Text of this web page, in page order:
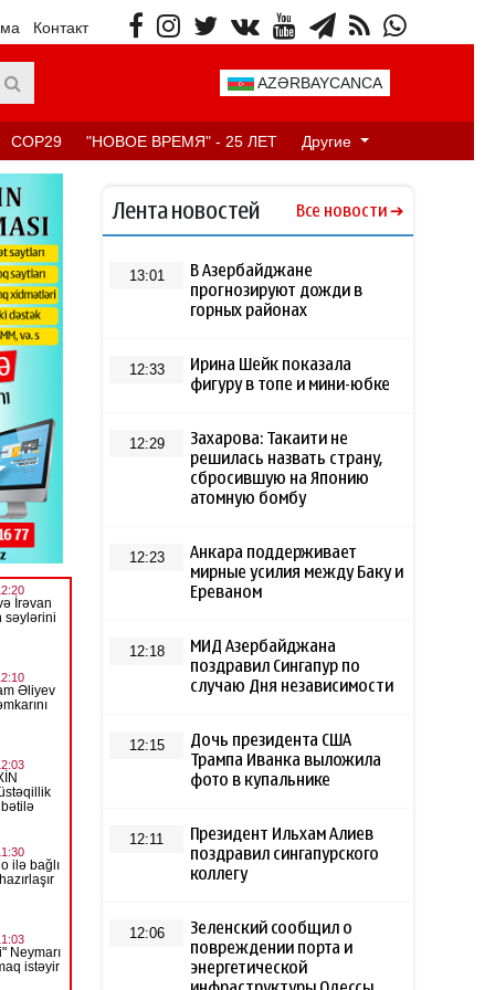
Контакт
AZƏRBAYCANCA
COP29 "НОВОЕ ВРЕМЯ" - 25 ЛЕТ Другие
Лента новостей Все новости
13:01
В Азербайджане
прогнозируют дожди в
горных районах
12:33
Ирина Шейк показала
фигуру в топе и мини-юбке
12:29
Захарова: Такаити не
решилась назвать страну,
сбросившую на Японию
атомную бомбу
12:23
Анкара поддерживает
мирные усилия между Баку и
Ереваном
12:18
МИД Азербайджана
поздравил Сингапур по
случаю Дня независимости
12:15
Дочь президента США
Трампа Иванка выложила
фото в купальнике
12:11
Президент Ильхам Алиев
поздравил сингапурского
коллегу
12:06
Зеленский сообщил о
повреждении порта и
энергетической